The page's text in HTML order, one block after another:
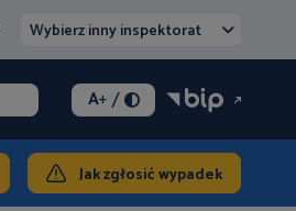
Wybierz inny inspektorat
A+/
Jak zgłosić wypadek